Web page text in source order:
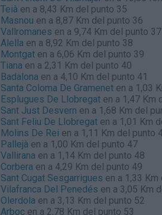
Teià en a 8,43 Km del punto 35
Masnou en a 8,87 Km del punto 36
Vallromanes en a 9,74 Km del punto 37
Alella en a 8,92 Km del punto 38
Montgat en a 6,06 Km del punto 39
Tiana en a 2,31 Km del punto 40
Badalona en a 4,10 Km del punto 41
Santa Coloma De Gramenet en a 1,03
Esplugues De Llobregat en a 1,47 Km
Sant Just Desvern en a 1,68 Km del
Sant Feliu De Llobregat en a 1,01 Km
Molins De Rei en a 1,11 Km del punto
Pallejà en a 1,00 Km del punto 47
Vallirana en a 1,14 Km del punto 48
Corbera en a 4,29 Km del punto 49
Sant Cugat Sesgarrigues en a 1,33
Vilafranca Del Penedés en a 3,05 Km
Olerdola en a 3,13 Km del punto 52
Arboç en a 2,78 Km del punto 53